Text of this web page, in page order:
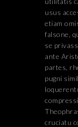
usus
etiam
falsone,
se
ante
partes,
pugni
cruciatu